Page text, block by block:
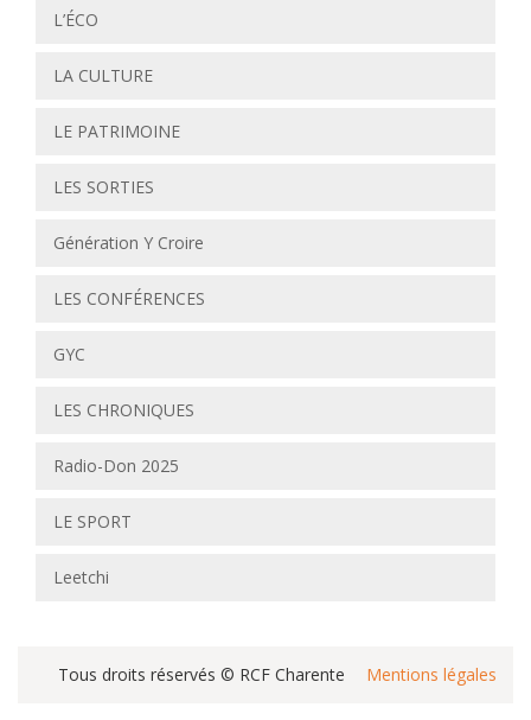
L’ÉCO
LA CULTURE
LE PATRIMOINE
LES SORTIES
Génération Y Croire
LES CONFÉRENCES
GYC
LES CHRONIQUES
Radio-Don 2025
LE SPORT
Leetchi
Tous droits réservés © RCF Charente Mentions légales